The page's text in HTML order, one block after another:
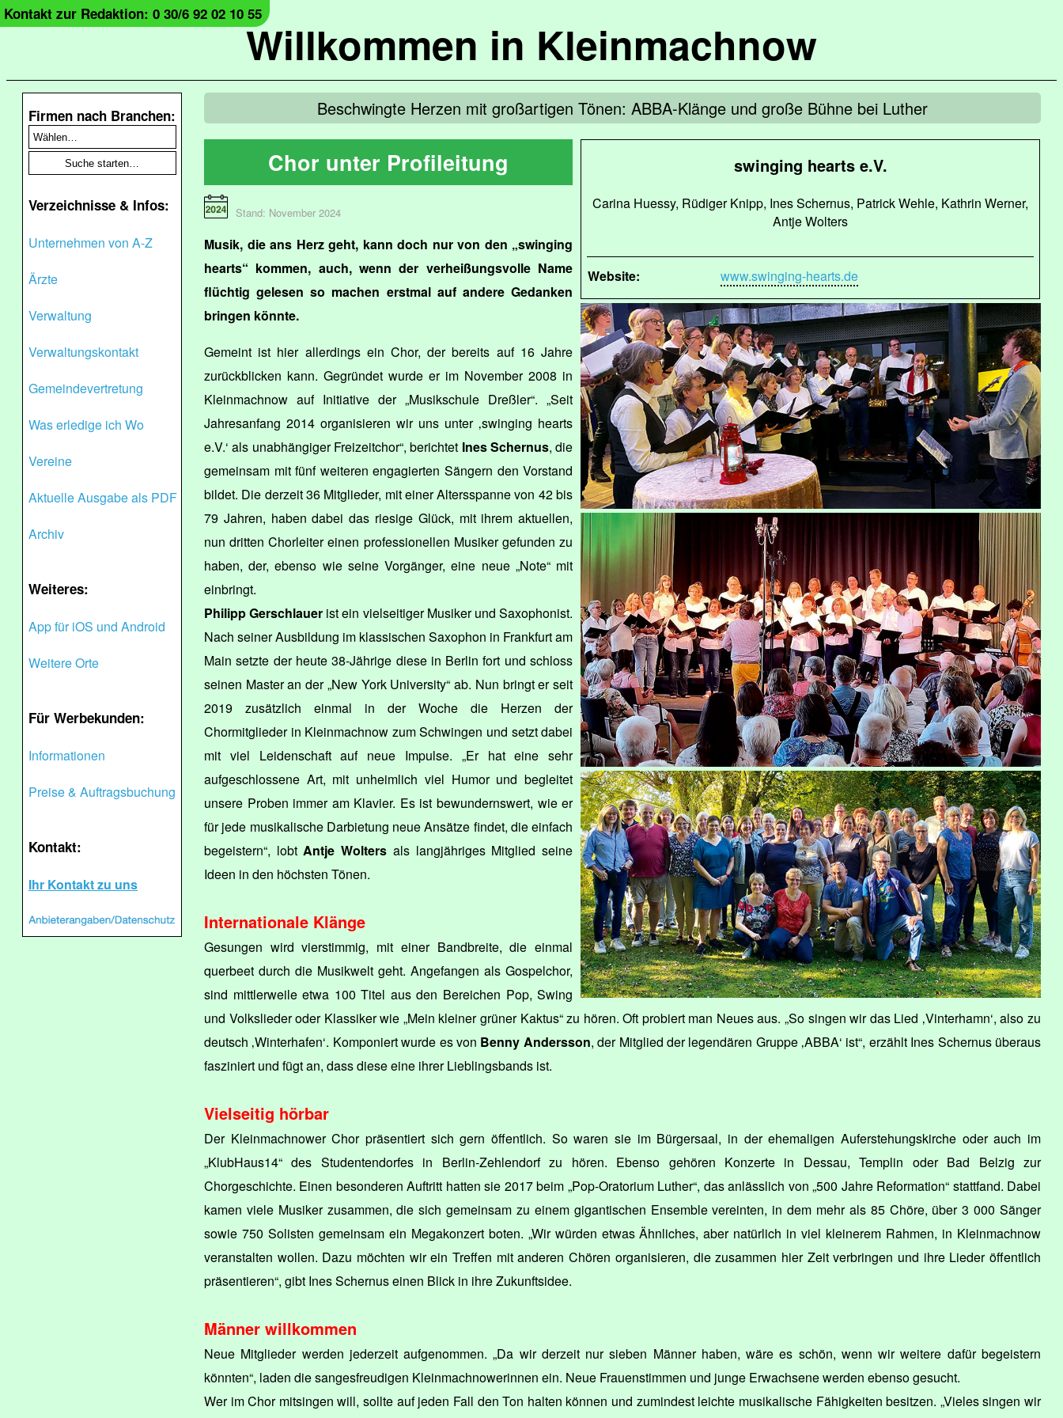
Willkommen in Kleinmachnow
Kontakt zur Redaktion: 0 30/6 92 02 10 55
Firmen nach Branchen:
Verzeichnisse & Infos:
Unternehmen von A-Z
Ärzte
Verwaltung
Verwaltungskontakt
Gemeindevertretung
Was erledige ich Wo
Vereine
Aktuelle Ausgabe als PDF
Archiv
Weiteres:
App für iOS und Android
Weitere Orte
Für Werbekunden:
Informationen
Preise & Auftragsbuchung
Kontakt:
Ihr Kontakt zu uns
Beschwingte Herzen mit großartigen Tönen: ABBA-Klänge und große Bühne bei Luther
swinging hearts e.V.
Carina Huessy, Rüdiger Knipp, Ines Schernus, Patrick Wehle, Kathrin Werner,
Antje Wolters
Website: www.swinging-hearts.de
Chor unter Profileitung
Stand: November 2024
Musik, die ans Herz geht, kann doch nur von den „swinging
hearts“ kommen, auch, wenn der verheißungsvolle Name
flüchtig gelesen so machen erstmal auf andere Gedanken
bringen könnte.
Gemeint ist hier allerdings ein Chor, der bereits auf 16 Jahre
zurückblicken kann. Gegründet wurde er im November 2008 in
Kleinmachnow auf Initiative der „Musikschule Dreßler“. „Seit
Jahresanfang 2014 organisieren wir uns unter ‚swinging hearts
e.V.‘ als unabhängiger Freizeitchor“, berichtet Ines Schernus, die
gemeinsam mit fünf weiteren engagierten Sängern den Vorstand
bildet. Die derzeit 36 Mitglieder, mit einer Altersspanne von 42 bis
79 Jahren, haben dabei das riesige Glück, mit ihrem aktuellen,
nun dritten Chorleiter einen professionellen Musiker gefunden zu
haben, der, ebenso wie seine Vorgänger, eine neue „Note“ mit
einbringt.
Philipp Gerschlauer ist ein vielseitiger Musiker und Saxophonist.
Nach seiner Ausbildung im klassischen Saxophon in Frankfurt am
Main setzte der heute 38-Jährige diese in Berlin fort und schloss
seinen Master an der „New York University“ ab. Nun bringt er seit
2019 zusätzlich einmal in der Woche die Herzen der
Chormitglieder in Kleinmachnow zum Schwingen und setzt dabei
mit viel Leidenschaft auf neue Impulse. „Er hat eine sehr
aufgeschlossene Art, mit unheimlich viel Humor und begleitet
unsere Proben immer am Klavier. Es ist bewundernswert, wie er
für jede musikalische Darbietung neue Ansätze findet, die einfach
begeistern“, lobtAntje Wolters als langjähriges Mitglied seine
Ideen in den höchsten Tönen.
Internationale Klänge
Gesungen wird vierstimmig, mit einer Bandbreite, die einmal
querbeet durch die Musikwelt geht. Angefangen als Gospelchor,
sind mittlerweile etwa 100 Titel aus den Bereichen Pop, Swing
und Volkslieder oder Klassiker wie „Mein kleiner grüner Kaktus“ zu hören. Oft probiert man Neues aus. „So singen wir das Lied ‚Vinterhamn‘, also zu
deutsch ‚Winterhafen‘. Komponiert wurde es von Benny Andersson, der Mitglied der legendären Gruppe ‚ABBA‘ ist“, erzählt Ines Schernus überaus
fasziniert und fügt an, dass diese eine ihrer Lieblingsbands ist.
Vielseitig hörbar
Der Kleinmachnower Chor präsentiert sich gern öffentlich. So waren sie im Bürgersaal, in der ehemaligen Auferstehungskirche oder auch im
„KlubHaus14“ des Studentendorfes in Berlin-Zehlendorf zu hören. Ebenso gehören Konzerte in Dessau, Templin oder Bad Belzig zur
Chorgeschichte. Einen besonderen Auftritt hatten sie 2017 beim „Pop-Oratorium Luther“, das anlässlich von „500 Jahre Reformation“ stattfand. Dabei
kamen viele Musiker zusammen, die sich gemeinsam zu einem gigantischen Ensemble vereinten, in dem mehr als 85 Chöre, über 3 000 Sänger
sowie 750 Solisten gemeinsam ein Megakonzert boten. „Wir würden etwas Ähnliches, aber natürlich in viel kleinerem Rahmen, in Kleinmachnow
veranstalten wollen. Dazu möchten wir ein Treffen mit anderen Chören organisieren, die zusammen hier Zeit verbringen und ihre Lieder öffentlich
präsentieren“, gibt Ines Schernus einen Blick in ihre Zukunftsidee.
Männer willkommen
Neue Mitglieder werden jederzeit aufgenommen. „Da wir derzeit nur sieben Männer haben, wäre es schön, wenn wir weitere dafür begeistern
könnten“, laden die sangesfreudigen Kleinmachnowerinnen ein. Neue Frauenstimmen und junge Erwachsene werden ebenso gesucht.
Wer im Chor mitsingen will, sollte auf jeden Fall den Ton halten können und zumindest leichte musikalische Fähigkeiten besitzen. „Vieles singen wir